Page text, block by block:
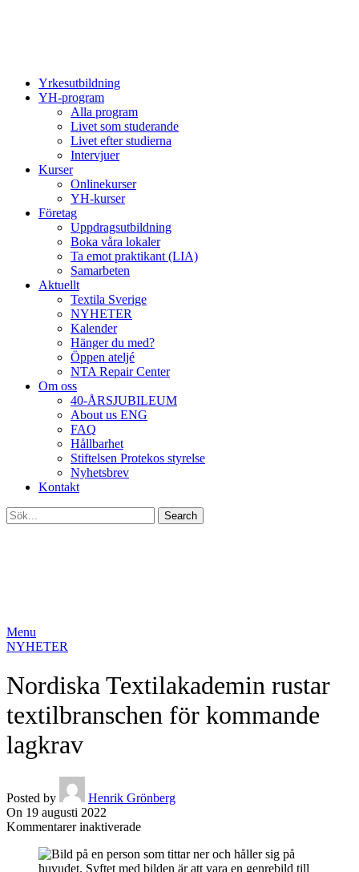
Yrkesutbildning
YH-program
Alla program
Livet som studerande
Livet efter studierna
Intervjuer
Kurser
Onlinekurser
YH-kurser
Företag
Uppdragsutbildning
Boka våra lokaler
Ta emot praktikant (LIA)
Samarbeten
Aktuellt
Textila Sverige
NYHETER
Kalender
Hänger du med?
Öppen ateljé
NTA Repair Center
Om oss
40-ÅRSJUBILEUM
About us ENG
FAQ
Hållbarhet
Stiftelsen Protekos styrelse
Nyhetsbrev
Kontakt
Search
Menu
NYHETER
Nordiska Textilakademin rustar
textilbranschen för kommande
lagkrav
Posted by
Henrik Grönberg
On 19 augusti 2022
Kommentarer inaktiveradeför
Textilakademin